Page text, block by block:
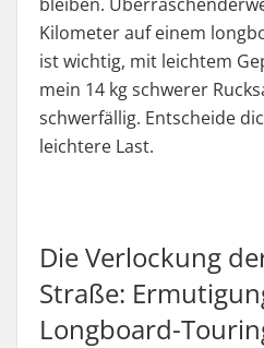
Kilometer auf einem
ist wichtig, mit leichtem
mein 14 kg schwerer
schwerfällig. Entscheide
leichtere Last.
Die Verlockung
Straße:
Longboard-